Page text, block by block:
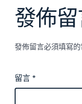
發佈
發佈留言必須填寫
留言*